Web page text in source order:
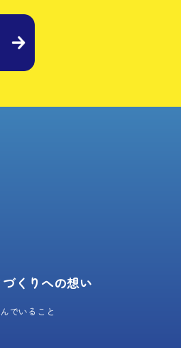
くりへの想い
でいること